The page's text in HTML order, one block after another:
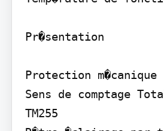
Pr�sentation
Protection m�canique
Sens de comptage
TM255